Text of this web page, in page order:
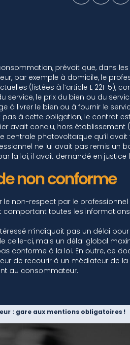
prévoit que, dans
par exemple à domicile, le
(listées à l’article L 221-5),
service, le prix du bien ou du
à livrer le bien ou à fournir le
à cette obligation, le contrat
avait conclu, hors
centrale photovoltaïque qu’il
ne lui avait pas remis un
la loi, il avait demandé en justice
non conforme
le non-respect par le
toutes les
n’indiquait pas un délai
celle-ci, mais un délai global
conforme à la loi. En outre, ce
de recourir à un médiateur de
au consommateur.
: gare aux mentions obligatoires !